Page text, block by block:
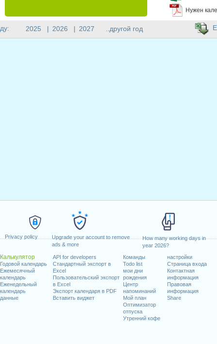
Privacy policy
Upgrade your account to remove
ads & more
How many working days in
year 2026?
Калькулятор
Годовой календарь
Ежемесячный
календарь
Еженедельный
календарь
данные
API for developers
Стандартный экспорт в
Excel
Пользовательский экспорт
в Excel
Экспорт календаря в PDF
Вставить виджет
Команды
Todo list
мои дни
рождения
Центр
напоминаний
Мой план
Оптимизатор
отпуска
Утренний кофе
настройки
Страница входа
Контактная
информация
Правовая
информация
Share
Нужен
2025 | 2026 | 2027 ..другой год